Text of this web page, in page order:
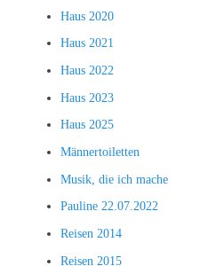
Haus 2020
Haus 2021
Haus 2022
Haus 2023
Haus 2025
Männertoiletten
Musik, die ich mache
Pauline 22.07.2022
Reisen 2014
Reisen 2015